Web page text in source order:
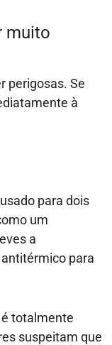
muito
perigosas. Se
à
para dois
um
a
para
totalmente
suspeitam que